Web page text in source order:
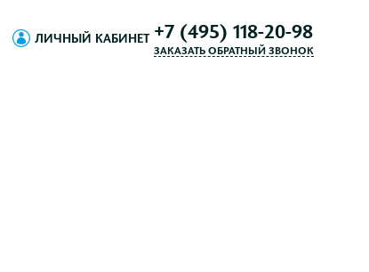
ЛИЧНЫЙ КАБИНЕТ +7 (495) 118-20-98
ЗАКАЗАТЬ ОБРАТНЫЙ ЗВОНОК